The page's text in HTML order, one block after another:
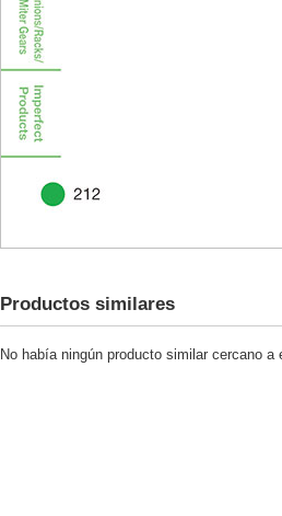
Productos similares
No había ningún producto similar cercano a